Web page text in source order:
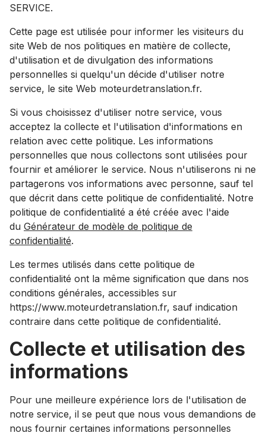
SERVICE.
Cette page est utilisée pour informer les visiteurs du
site Web de nos politiques en matière de collecte,
d'utilisation et de divulgation des informations
personnelles si quelqu'un décide d'utiliser notre
service, le site Web moteurdetranslation.fr.
Si vous choisissez d'utiliser notre service, vous
acceptez la collecte et l'utilisation d'informations en
relation avec cette politique. Les informations
personnelles que nous collectons sont utilisées pour
fournir et améliorer le service. Nous n'utiliserons ni ne
partagerons vos informations avec personne, sauf tel
que décrit dans cette politique de confidentialité. Notre
politique de confidentialité a été créée avec l'aide
du Générateur de modèle de politique de
confidentialité.
Les termes utilisés dans cette politique de
confidentialité ont la même signification que dans nos
conditions générales, accessibles sur
https://www.moteurdetranslation.fr, sauf indication
contraire dans cette politique de confidentialité.
Collecte et utilisation des
informations
Pour une meilleure expérience lors de l'utilisation de
notre service, il se peut que nous vous demandions de
nous fournir certaines informations personnelles